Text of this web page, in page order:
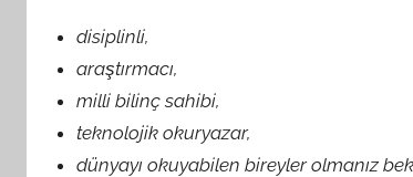
disiplinli,
araştırmacı,
milli bilinç sahibi,
teknolojik okuryazar,
dünyayı okuyabilen bireyler olmanız